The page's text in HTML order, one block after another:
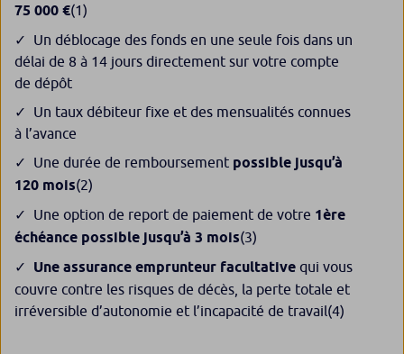
75 000 €(1)
Un déblocage des fonds en une seule fois dans un
délai de 8 à 14 jours directement sur votre compte
de dépôt
Un taux débiteur fixe et des mensualités connues
à l’avance
Une durée de remboursement possible jusqu’à
120 mois(2)
Une option de report de paiement de votre 1ère
échéance possible jusqu’à 3 mois(3)
Une assurance emprunteur facultative qui vous
couvre contre les risques de décès, la perte totale et
irréversible d’autonomie et l’incapacité de travail(4)